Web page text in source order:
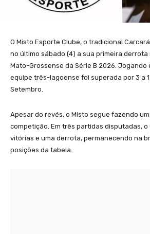
O Misto Esporte Clube, o tradicional
no último sábado (4) a sua primeira
Mato-Grossense da Série B 2026. Jogando
equipe três-lagoense foi superada por 3 a
Setembro.
Apesar do revés, o Misto segue fazendo
competição. Em três partidas disputadas, o
vitórias e uma derrota, permanecendo na
posições da tabela.